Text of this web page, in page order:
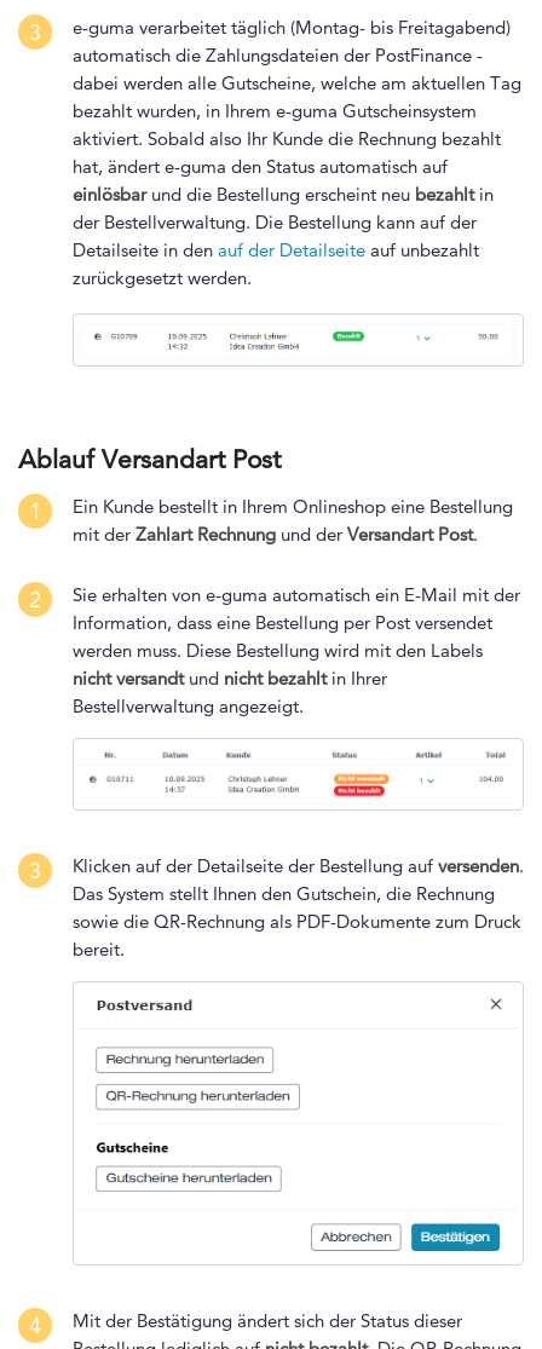
3
e-guma verarbeitet täglich (Montag- bis Freitagabend)
automatisch die Zahlungsdateien der PostFinance -
dabei werden alle Gutscheine, welche am aktuellen Tag
bezahlt wurden, in Ihrem e-guma Gutscheinsystem
aktiviert. Sobald also Ihr Kunde die Rechnung bezahlt
hat, ändert e-guma den Status automatisch auf
einlösbarund die Bestellung erscheint neu bezahlt in
der Bestellverwaltung. Die Bestellung kann auf der
Detailseite in den auf der Detailseite auf unbezahlt
zurückgesetzt werden.
Ablauf Versandart Post
1
Ein Kunde bestellt in Ihrem Onlineshop eine Bestellung
mit der Zahlart Rechnung und der Versandart Post.
2
Sie erhalten von e-guma automatisch ein E-Mail mit der
Information, dass eine Bestellung per Post versendet
werden muss. Diese Bestellung wird mit den Labels
nicht versandtund nicht bezahlt in Ihrer
Bestellverwaltung angezeigt.
3 Klicken auf der Detailseite der Bestellung auf versenden.
Das System stellt Ihnen den Gutschein, die Rechnung
sowie die QR-Rechnung als PDF-Dokumente zum Druck
bereit.
4
Mit der Bestätigung ändert sich der Status dieser